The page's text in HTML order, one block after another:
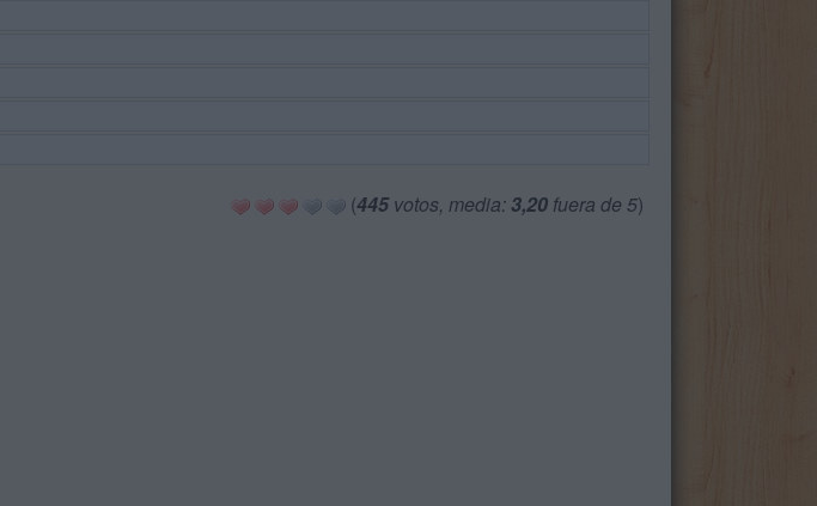
(445votos, media: 3,20 fuera de 5)